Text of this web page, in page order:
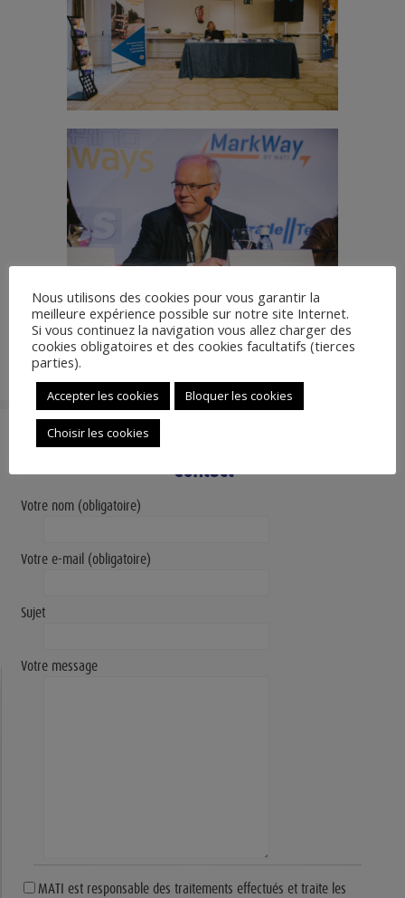
Contact
Votre nom (obligatoire)
Votre e-mail (obligatoire)
Sujet
Votre message
MATI est responsable des traitements effectués et traite les
Nous utilisons des cookies pour vous garantir la
meilleure expérience possible sur notre site Internet.
Si vous continuez la navigation vous allez charger des
cookies obligatoires et des cookies facultatifs (tierces
parties).
Accepter les cookies Bloquer les cookies
Choisir les cookies